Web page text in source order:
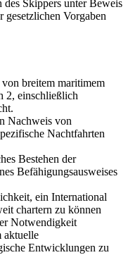
Skippers unter Beweis
gesetzlichen Vorgaben
breitem maritimem
2, einschließlich
Nachweis von
Nachtfahrten
Bestehen der
Befähigungsausweises
ein International
chartern zu können
Notwendigkeit
aktuelle
Entwicklungen zu